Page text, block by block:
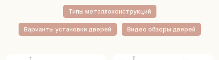
Типы металлоконструкций
Варианты установки дверей Видео обзоры дверей